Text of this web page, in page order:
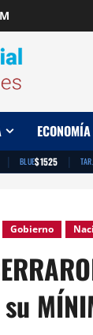
ECONOMÍA
| BLUE$1525 |
Gobierno